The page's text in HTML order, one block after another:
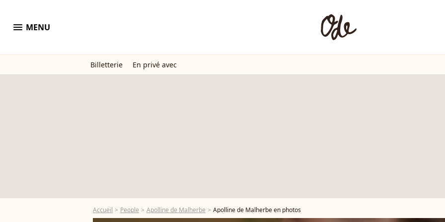
menu MENU
Billetterie En privé avec
Accueil People Apolline de Malherbe Apolline de Malherbe en photos